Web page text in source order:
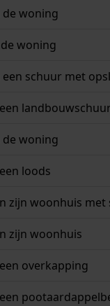
woning
woning
schuur met
woning
loods
zijn woonhuis met
zijn woonhuis
overkapping